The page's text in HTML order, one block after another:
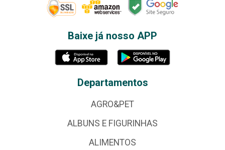
Baixe já nosso APP
Departamentos
AGRO&PET
ALBUNS E FIGURINHAS
ALIMENTOS